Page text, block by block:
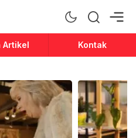
Artikel Kontak